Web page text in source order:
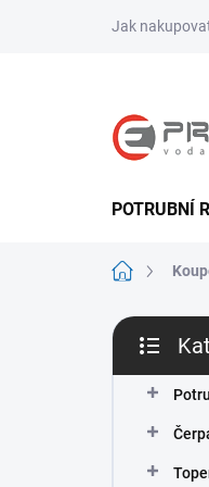
Jak
POTRUBNÍ
Domů
P
s
kategorie